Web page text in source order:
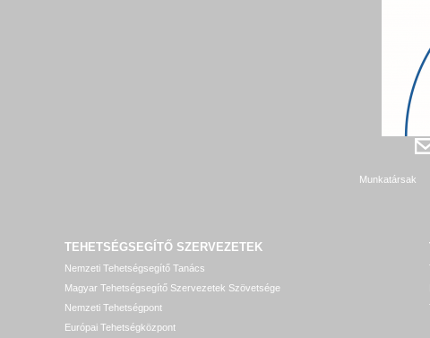
Munkatársak
TEHETSÉGSEGÍTŐ SZERVEZETEK
Nemzeti Tehetségsegítő Tanács
Magyar Tehetségsegítő Szervezetek Szövetsége
Nemzeti Tehetségpont
Európai Tehetségközpont